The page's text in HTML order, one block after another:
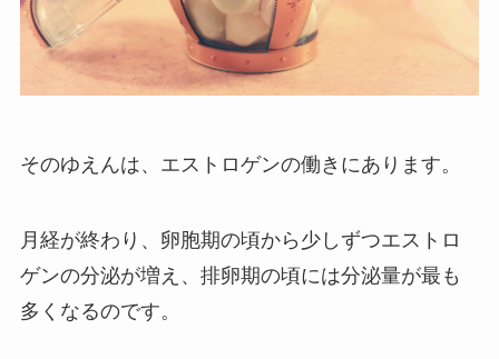
そのゆえんは、エストロゲンの働きにあります。
月経が終わり、卵胞期の頃から少しずつエストロ
ゲンの分泌が増え、排卵期の頃には分泌量が最も
多くなるのです。